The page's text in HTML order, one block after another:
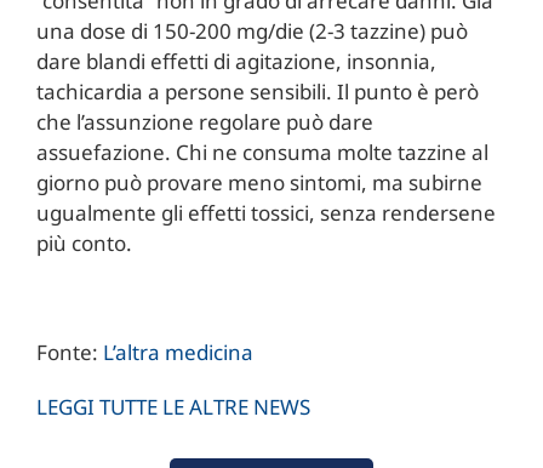
una dose di 150-200 mg/die (2-3 tazzine) può
dare blandi effetti di agitazione, insonnia,
tachicardia a persone sensibili. Il punto è però
che l’assunzione regolare può dare
assuefazione. Chi ne consuma molte tazzine al
giorno può provare meno sintomi, ma subirne
ugualmente gli effetti tossici, senza rendersene
più conto.
Fonte: L’altra medicina
LEGGI TUTTE LE ALTRE NEWS